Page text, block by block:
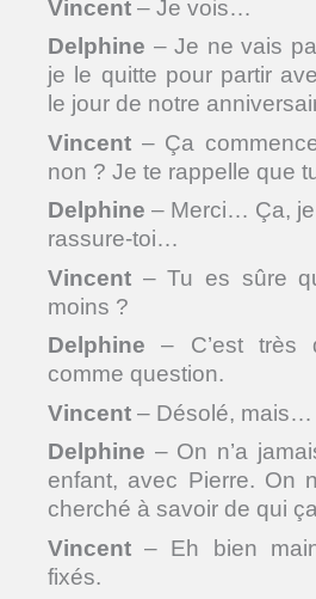
Vincent – Je vois…
Delphine – Je ne vais
je le quitte pour partir
le jour de notre
Vincent – Ça
non ? Je te rappelle que
Delphine – Merci… Ça, je
rassure-toi…
Vincent – Tu es sûre
moins ?
Delphine – C’est très
comme question.
Vincent – Désolé, mais…
Delphine – On n’a
enfant, avec Pierre. On
cherché à savoir de qui
Vincent – Eh bien
fixés.